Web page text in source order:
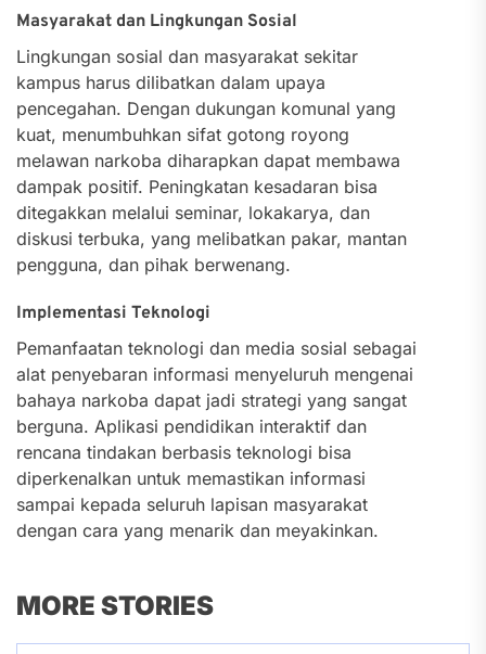
Masyarakat dan Lingkungan Sosial
Lingkungan sosial dan masyarakat sekitar
kampus harus dilibatkan dalam upaya
pencegahan. Dengan dukungan komunal yang
kuat, menumbuhkan sifat gotong royong
melawan narkoba diharapkan dapat membawa
dampak positif. Peningkatan kesadaran bisa
ditegakkan melalui seminar, lokakarya, dan
diskusi terbuka, yang melibatkan pakar, mantan
pengguna, dan pihak berwenang.
Implementasi Teknologi
Pemanfaatan teknologi dan media sosial sebagai
alat penyebaran informasi menyeluruh mengenai
bahaya narkoba dapat jadi strategi yang sangat
berguna. Aplikasi pendidikan interaktif dan
rencana tindakan berbasis teknologi bisa
diperkenalkan untuk memastikan informasi
sampai kepada seluruh lapisan masyarakat
dengan cara yang menarik dan meyakinkan.
MORE STORIES